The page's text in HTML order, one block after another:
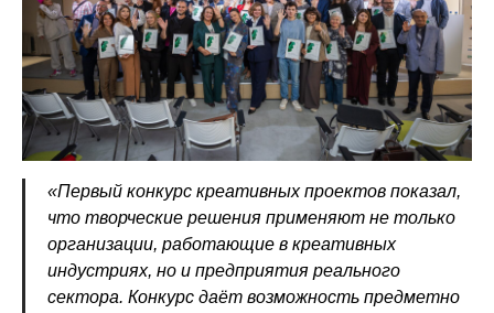
«Первый конкурс креативных проектов показал,
что творческие решения применяют не только
организации, работающие в креативных
индустриях, но и предприятия реального
сектора. Конкурс даёт возможность предметно